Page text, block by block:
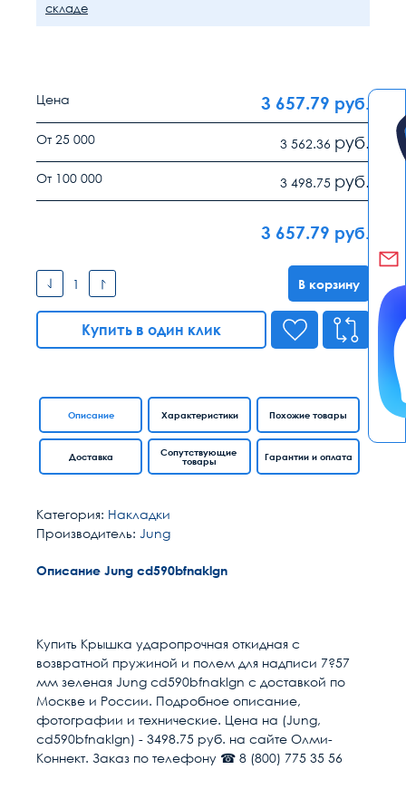
складе
Цена 3 657.79 руб.
От 25 000 3 562.36 руб.
От 100 000 3 498.75 руб.
3 657.79 руб.
В корзину
Купить в один клик
Описание Характеристики
Доставка
Похожие товары
Сопутствующие
товары
Гарантии и оплата
Категория: Накладки
Производитель: Jung
Описание Jung cd590bfnaklgn
Цвет
Страна Германия
Тип изделия Накладка
Высота, мм 68
Условия доставки
Доставка осуществляется в течении 2-4
рабочих дней после поступления оплаты на
наш расчётный счёт
Купить Крышка ударопрочная откидная с
возвратной пружиной и полем для надписи 7?57
мм зеленая Jung cd590bfnaklgn с доставкой по
Москве и России. Подробное описание,
фотографии и технические. Цена на (Jung,
cd590bfnaklgn) - 3498.75 руб. на сайте Олми-
Коннект. Заказ по телефону ☎ 8 (800) 775 35 56